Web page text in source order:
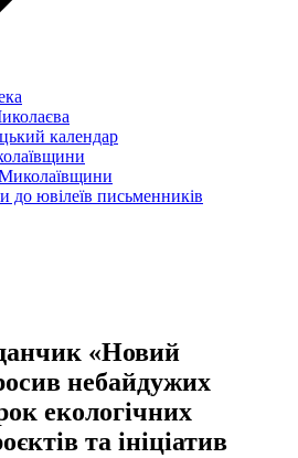
календар
Миколаївщини
до ювілеїв письменників
«Новий
небайдужих
екологічних
та ініціатив